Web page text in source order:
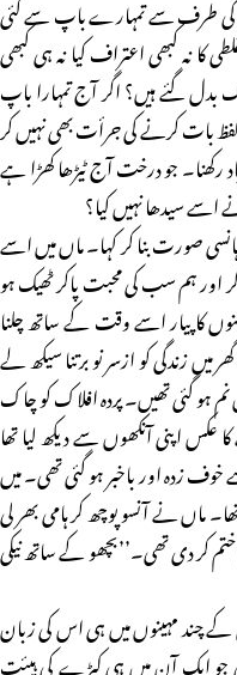
طرف سے تمہارے باپ سے کئی
کا نہ کبھی اعتراف کیا نہ ہی کبھی
گئے ہیں؟ اگر آج تمہارا باپ
بات کرنے کی جرأت بھی نہیں کر
جو درخت آج ٹیڑھا کھڑا ہے
سیدھا نہیں کیا؟
صورت بنا کر کہا۔ ماں میں اسے
اور ہم سب کی محبت پاکر ٹھیک ہو
کا پیار اسے وقت کے ساتھ چلنا
زندگی کو ازسر نو برتنا سیکھ لے
گئی تھیں۔ پردہ افلاک کو چاک
اپنی آنکھوں سے دیکھ لیا تھا
زدہ اور باخبر ہو گئی تھی۔ میں
ماں نے آنسو پوچھ کر ہامی بھر لی
کر دی تھی۔’’بچھو کے ساتھ نیکی
چند مہینوں میں ہی اس کی زبان
جو ایک آن میں ہی کپڑے کی ہیئت